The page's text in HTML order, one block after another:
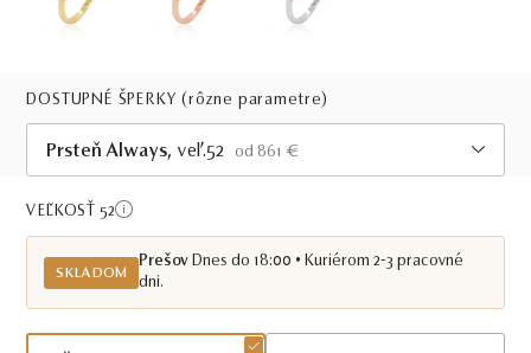
DOSTUPNÉ ŠPERKY(rôzne parametre)
Prsteň Always, veľ.52
od 861 €
Skladom PO
VEĽKOSŤ 52
SKLADOM
Prešov Dnes do 18:00 • Kuriérom 2-3 pracovné
dni.